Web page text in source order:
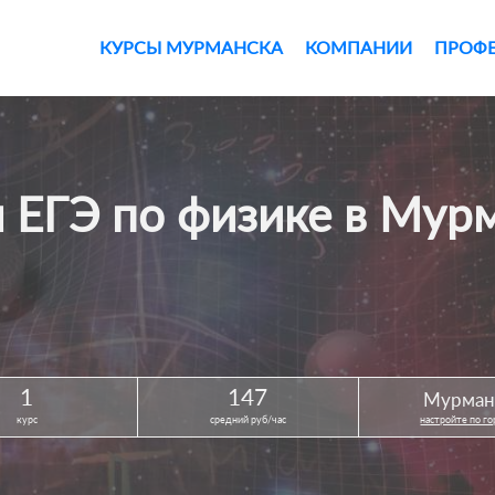
КУРСЫ МУРМАНСКА КОМПАНИИ
ЕГЭ по физике в
1
курс
147
средний руб/час настройте по